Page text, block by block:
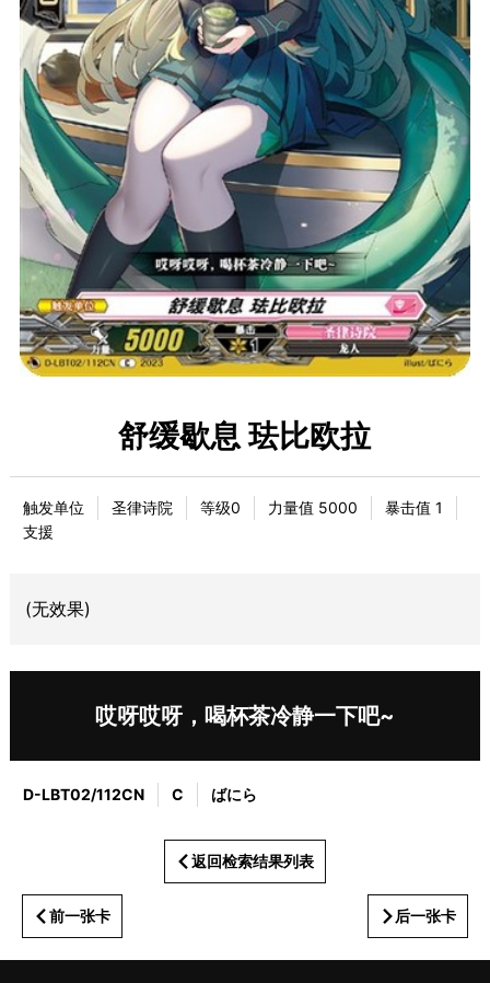
舒缓歇息 珐比欧拉
触发单位 圣律诗院 等级0 力量值 5000
暴击值 1
支援
(无效果)
哎呀哎呀，喝杯茶冷静一下吧~
D-LBT02/112CN C ばにら
前一张卡
返回检索结果列表
后一张卡